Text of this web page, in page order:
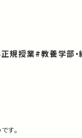
規授業#教養学部
す。